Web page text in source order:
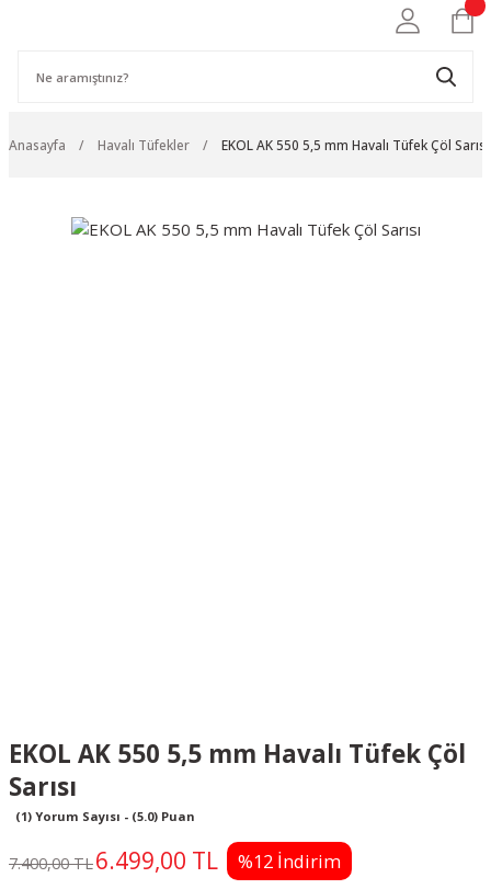
Anasayfa Havalı Tüfekler EKOL AK 550 5,5 mm Havalı Tüfek Çöl Sarısı
EKOL AK 550 5,5 mm Havalı Tüfek Çöl
Sarısı
(1) Yorum Sayısı - (5.0) Puan
7.400,00 TL6.499,00 TL %12 İndirim